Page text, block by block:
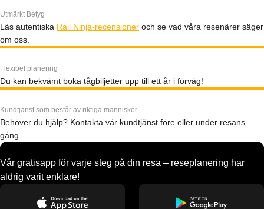
Utmärkt Betyg
Läs autentiska Rail Ninja-recensioner och se vad våra resenärer säger
om oss.
Flexibel planering
Du kan bekvämt boka tågbiljetter upp till ett år i förväg!
Kundtjänst som består av riktiga människor
Behöver du hjälp? Kontakta vår kundtjänst före eller under resans
gång.
Vår gratisapp för varje steg på din resa – reseplanering har
aldrig varit enklare!